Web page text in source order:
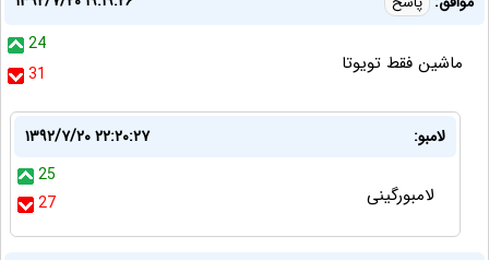
24
31
ماشین فقط تویوتا
لامبو:
۱۳۹۲/۷/۲۰ ۲۲:۲۰:۲۷
25
27
لامبورگینی